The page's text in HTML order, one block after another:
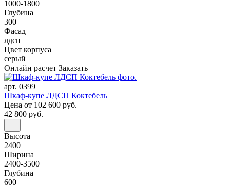
1000-1800
Глубина
300
Фасад
лдсп
Цвет корпуса
серый
Онлайн расчет Заказать
арт. 0399
Шкаф-купе ЛДСП Коктебель
Цена от 102 600 руб.
42 800 руб.
Высота
2400
Ширина
2400-3500
Глубина
600